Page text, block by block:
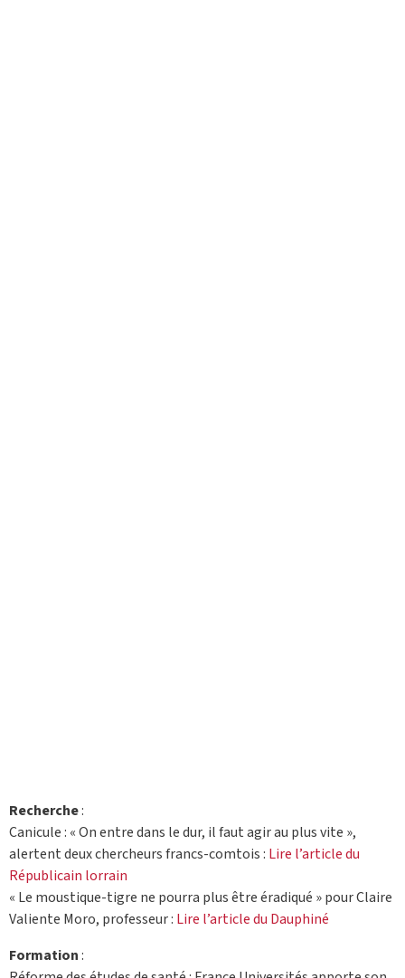
Recherche:
Canicule : « On entre dans le dur, il faut agir au plus vite »,
alertent deux chercheurs francs-comtois : Lire l’article du
Républicain lorrain
« Le moustique-tigre ne pourra plus être éradiqué » pour Claire
Valiente Moro, professeur : Lire l’article du Dauphiné
Formation: